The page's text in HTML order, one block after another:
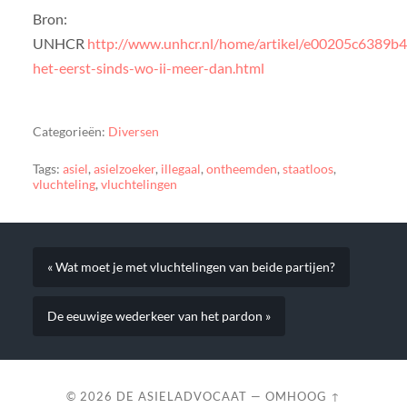
Bron:
UNHCR http://www.unhcr.nl/home/artikel/
het-eerst-sinds-wo-ii-meer-dan.html
Categorieën: Diversen
Tags: asiel, asielzoeker, illegaal, ontheemden, staatloos,
vluchteling, vluchtelingen
« Wat moet je met vluchtelingen van beide partijen?
De eeuwige wederkeer van het pardon »
© 2026 DE ASIELADVOCAAT — OMHOOG ↑